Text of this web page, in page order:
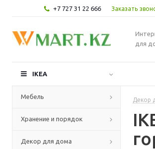
+7 727 31 22 666 Заказать
для
IKEA
Мебель
Хранение и порядок
Декор для дома
Декор